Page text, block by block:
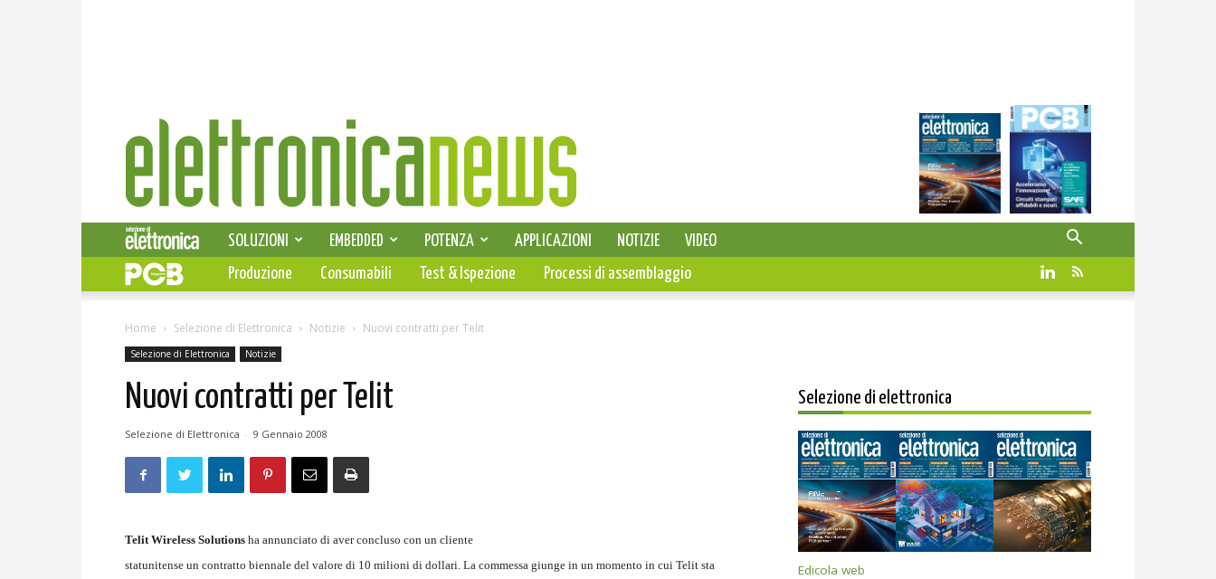
Elettronica
News
SELEZIONE DI ELETTRONICA
SOLUZIONI EMBEDDED POTENZA APPLICAZIONI NOTIZIE
VIDEO
PCB
Produzione Consumabili Test & Ispezione Processi di assemblaggio
Home Selezione di Elettronica Notizie Nuovi contratti per Telit
Selezione di Elettronica Notizie
Nuovi contratti per Telit
Selezione di Elettronica - 9 Gennaio 2008
Telit Wireless Solutions ha annunciato di aver concluso con un cliente
statunitense un contratto biennale del valore di 10 milioni di dollari. La commessa giunge in un momento in cui Telit sta
Selezione di elettronica
Edicola web